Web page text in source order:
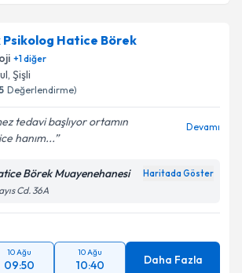
Psikolog Hatice Börek
+1diğer
, Şişli
Değerlendirme)
tedavi başlıyor ortamın
hanım...
Devamı
Börek Muayenehanesi Haritada Göster
Cd. 36A
10 Ağu
09:50
10 Ağu
10:40 Daha Fazla